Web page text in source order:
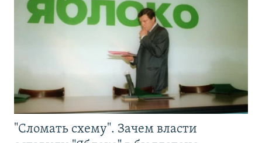
"Сломать схему". Зачем власти